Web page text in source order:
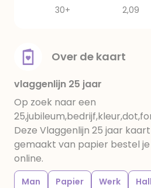
30+
2,09
Over de kaart
vlaggenlijn 25 jaar
Op zoek naar een
Deze Vlaggenlijn 25 jaar
gemaakt van papier bestel
online.
Man Papier Werk